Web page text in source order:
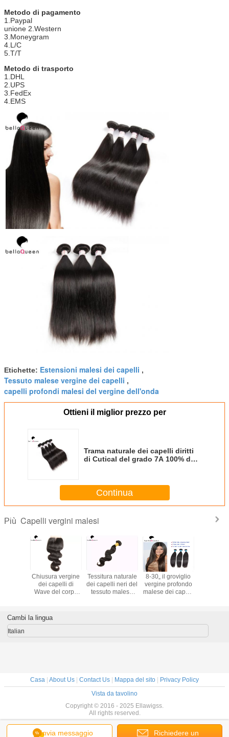
Metodo di pagamento
1.Paypal
unione 2.Western
3.Moneygram
4.L/C
5.T/T
Metodo di trasporto
1.DHL
2.UPS
3.FedEx
4.EMS
Etichette: Estensioni malesi dei capelli ,
Tessuto malese vergine dei capelli ,
capelli profondi malesi del vergine dell'onda
Ottieni il miglior prezzo per
Trama naturale dei capelli diritti
di Cutical del grado 7A 100% del
Continua
Più Capelli vergini malesi
Wave
Chiusura vergine
dei capelli di
Wave del corpo
del nero 100%
NESSUN prodotto
Tessitura naturale
dei capelli neri del
tessuto malese
8-30„ il groviglio
vergine profondo
malese dei capelli
spargimento
Invia messaggio Richiedere un
Cambi la lingua
Italian
Casa About Us Contact Us Mappa del sito
Privacy Policy
Vista da tavolino
Copyright © 2016 - 2025 Ellawigss.
All rights reserved.